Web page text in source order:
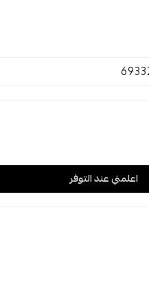
اعلمني عند التوفر